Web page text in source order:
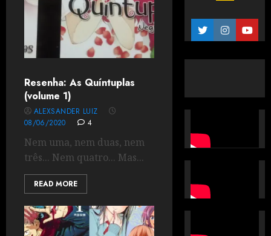
Resenha: As Quíntuplas
(volume 1)
ALEXSANDER LUIZ
08/06/2020
4
Nem uma, nem duas, nem
três... Nem quatro... Mas...
READ MORE